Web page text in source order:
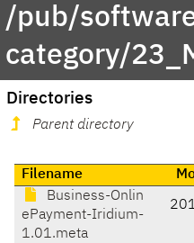
/pub/
category/
Directories
Parent directory
Filename
Business-Onlin
ePayment-Iridium-
1.01.meta